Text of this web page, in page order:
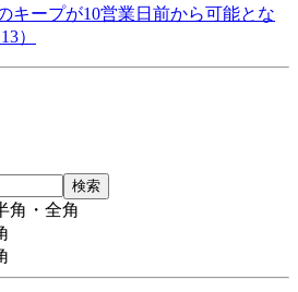
キープが10営業日前から可能とな
）
検索
角・全角